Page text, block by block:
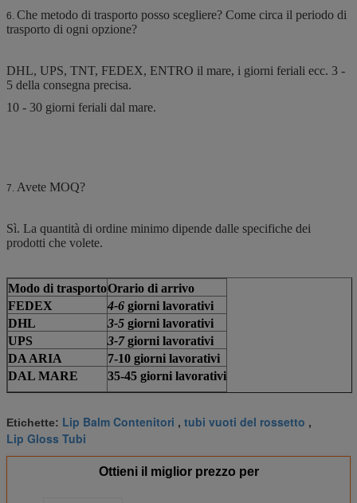
6. Che metodo di trasporto posso scegliere? Come circa il periodo di
trasporto di ogni opzione?
DHL, UPS, TNT, FEDEX, ENTRO il mare, i giorni feriali ecc. 3 -
5 della consegna precisa.
10 - 30 giorni feriali dal mare.
7. Avete MOQ?
Sì. La quantità di ordine minimo dipende dalle specifiche dei
prodotti che volete.
Modo di trasportoOrario di arrivo
FEDEX
4-6 giorni lavorativi
DHL
3-5 giorni lavorativi
UPS
3-7giorni lavorativi
DA ARIA
7-10 giorni lavorativi
DAL MARE
35-45 giorni lavorativi
Etichette: Lip Balm Contenitori , tubi vuoti del rossetto ,
Lip Gloss Tubi
Ottieni il miglior prezzo per